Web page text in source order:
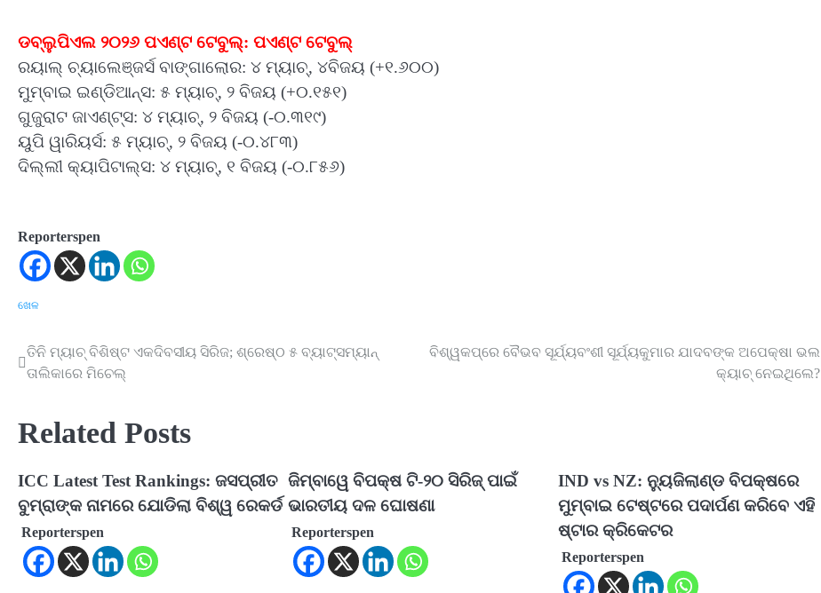
ଡବ୍ଲୁପିଏଲ ୨୦୨୬ ପଏଣ୍ଟ ଟେବୁଲ୍‌: ପଏଣ୍ଟ ଟେବୁଲ୍‌
ରୟାଲ୍‌ ଚ୍ୟାଲେଞ୍ଜର୍ସ ବାଙ୍ଗାଲୋର: ୪ ମ୍ୟାଚ୍‌, ୪ବିଜୟ (+୧.୬୦୦)
ମୁମ୍ବାଇ ଇଣ୍ଡିଆନ୍ସ: ୫ ମ୍ୟାଚ୍‌, ୨ ବିଜୟ (+୦.୧୫୧)
ଗୁଜୁରାଟ ଜାଏଣ୍ଟ୍ସ: ୪ ମ୍ୟାଚ୍‌, ୨ ବିଜୟ (-୦.୩୧୯)
ୟୁପି ୱାରିୟର୍ସ: ୫ ମ୍ୟାଚ୍‌, ୨ ବିଜୟ (-୦.୪୮୩)
ଦିଲ୍ଲୀ କ୍ୟାପିଟାଲ୍ସ: ୪ ମ୍ୟାଚ୍‌, ୧ ବିଜୟ (-୦.୮୫୬)
Reporterspen
ଖେଳ
Post
ତିନି ମ୍ୟାଚ୍‌ ବିଶିଷ୍ଟ ଏକଦିବସୀୟ ସିରିଜ; ଶ୍ରେଷ୍ଠ ୫ ବ୍ୟାଟ୍ସମ୍ୟାନ୍‌
ତାଲିକାରେ ମିଚେଲ୍‌
ବିଶ୍ୱକପ୍‌ରେ ବୈଭବ ସୂର୍ଯ୍ୟବଂଶୀ ସୂର୍ଯ୍ୟକୁମାର ଯାଦବଙ୍କ ଅପେକ୍ଷା ଭଲ
କ୍ୟାଚ୍‌ ନେଇଥିଲେ?
Related Posts
ICC Latest Test Rankings: ଜସପ୍ରୀତ
ବୁମ୍ରାଙ୍କ ନାମରେ ଯୋଡିଲା ବିଶ୍ୱ ରେକର୍ଡ
Reporterspen
ଜିମ୍ବାୱେ ବିପକ୍ଷ ଟି-୨୦ ସିରିଜ୍ ପାଇଁ
ଭାରତୀୟ ଦଳ ଘୋଷଣା
Reporterspen
IND vs NZ: ନ୍ୟୁଜିଲାଣ୍ଡ ବିପକ୍ଷରେ
ମୁମ୍ବାଇ ଟେଷ୍ଟରେ ପଦାର୍ପଣ କରିବେ ଏହି
ଷ୍ଟାର କ୍ରିକେଟର
Reporterspen